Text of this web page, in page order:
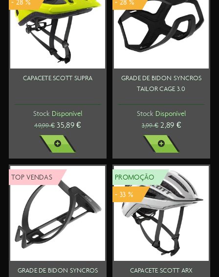
- 28 %
CAPACETE SCOTT SUPRA
Stock Disponível
49,99 € 35,89 €
VER MAIS
- 28 %
GRADE DE BIDON SYNCROS
TAILOR CAGE 3.0
Stock Disponível
3,99 € 2,89 €
VER MAIS
TOP VENDAS
GRADE DE BIDON SYNCROS
PROMOÇÃO
- 33 %
CAPACETE SCOTT ARX